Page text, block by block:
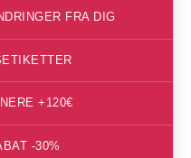
FRA DIG
+120€
-30%